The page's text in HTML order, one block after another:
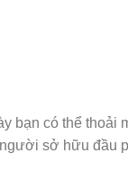
bạn có thể thoải
sở hữu đầu